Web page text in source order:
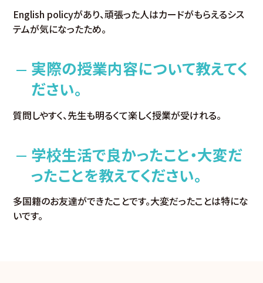
English policyがあり、頑張った人はカードがもらえるシス
テムが気になったため。
実際の授業内容について教えてく
ださい。
質問しやすく、先生も明るくて楽しく授業が受けれる。
学校生活で良かったこと・大変だ
ったことを教えてください。
多国籍のお友達ができたことです。大変だったことは特にな
いです。